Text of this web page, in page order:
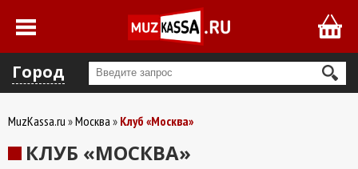
Город
MuzKassa.ru Москва Клуб «Москва»
КЛУБ «МОСКВА»